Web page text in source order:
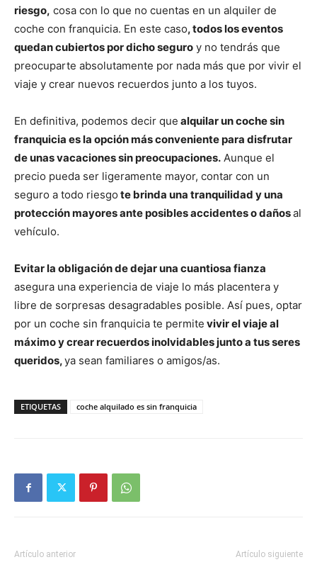
riesgo, cosa con lo que no cuentas en un alquiler de
coche con franquicia. En este caso, todos los eventos
quedan cubiertos por dicho seguro y no tendrás que
preocuparte absolutamente por nada más que por vivir el
viaje y crear nuevos recuerdos junto a los tuyos.
En definitiva, podemos decir que alquilar un coche sin
franquicia es la opción más conveniente para disfrutar
de unas vacaciones sin preocupaciones. Aunque el
precio pueda ser ligeramente mayor, contar con un
seguro a todo riesgo te brinda una tranquilidad y una
protección mayores ante posibles accidentes o dañosal
vehículo.
Evitar la obligación de dejar una cuantiosa fianza
asegura una experiencia de viaje lo más placentera y
libre de sorpresas desagradables posible. Así pues, optar
por un coche sin franquicia te permite vivir el viaje al
máximo y crear recuerdos inolvidables junto a tus seres
queridos,ya sean familiares o amigos/as.
ETIQUETAS coche alquilado es sin franquicia
Artículo anterior Artículo siguiente